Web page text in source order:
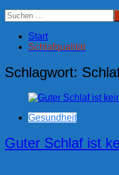
Start
Schlafqualität
Schlagwort:
Gesundheit
Guter Schlaf ist